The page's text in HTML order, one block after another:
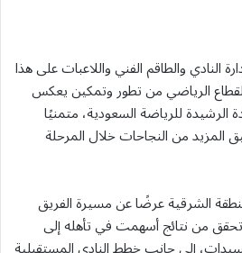
النادي والطاقم الفني واللاعبات على هذا
القطاع الرياضي من تطور وتمكين يعكس
الرشيدة للرياضة السعودية، متمنيًا
المزيد من النجاحات خلال المرحلة
الشرقية عرضًا عن مسيرة الفريق
من نتائج أسهمت في تأهله إلى